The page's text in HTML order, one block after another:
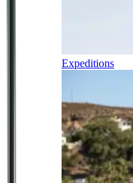
Expeditions